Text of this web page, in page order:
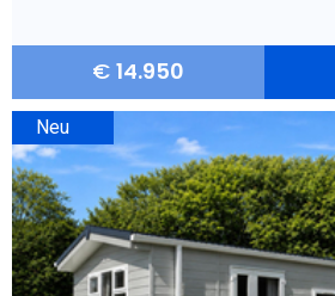
€ 14.950
Neu